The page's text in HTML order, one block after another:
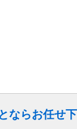
ならお任せ下